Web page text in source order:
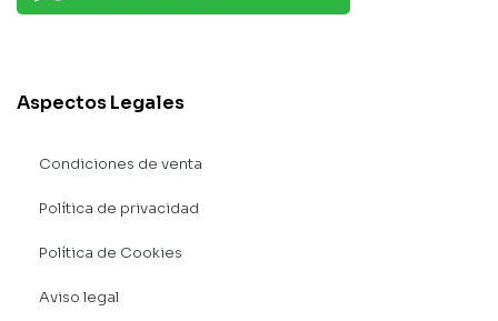
Aspectos Legales
Condiciones de venta
Política de privacidad
Política de Cookies
Aviso legal